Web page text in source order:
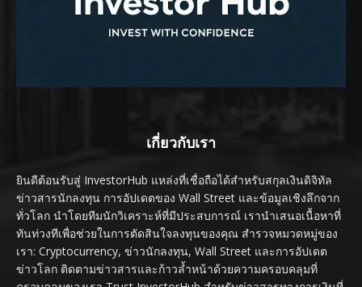
เกี่ยวกับเรา
ยินดีต้อนรับสู่ InvestorHub แหล่งที่เชื่อถือได้สำหรับสกุลเงินดิจิทัล
ข่าวสารนักลงทุน การอัปเดตของ Wall Street และข้อมูลเชิงลึกจาก
ทั่วโลก นำโดยทีมนักวิเคราะห์ที่มีประสบการณ์ เรานำเสนอเนื้อหาที่
ทันท่วงทีเพื่อช่วยในการตัดสินใจลงทุนของคุณ สำรวจหมวดหมู่ของ
เรา: Cryptocurrency, ข่าวนักลงทุน, Wall Street และการอัปเดต
ข่าวโลก ติดตามข่าวสารและก้าวล้ำหน้าด้วยความครอบคลุมที่